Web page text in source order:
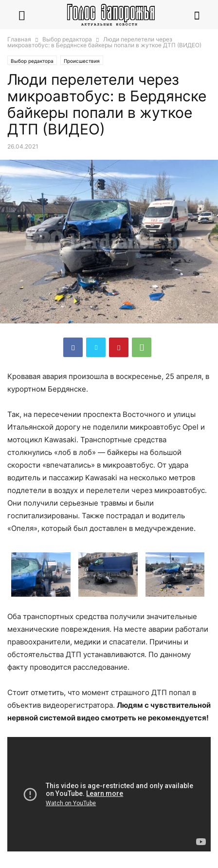
Главная Выбор редактора
Люди перелетели через
микроавтобус: в Бердянске байкеры попали в жуткое ДТП (ВИДЕО)
Выбор редактора Происшествия
Люди перелетели через
микроавтобус: в Бердянске
байкеры попали в жуткое
ДТП (ВИДЕО)
26.04.2021
Кровавая авария произошла в воскресенье, 25 апреля, в
курортном Бердянске.
Так, на пересечении проспекта Восточного и улицы
Итальянской дорогу не поделили микроавтобус Opel и
мотоцикл Kawasaki. Транспортные средства
столкнулись «лоб в лоб» — байкеры на большой
скорости «впечатались» в микроавтобус. От удара
водитель и пассажир Kawasaki на несколько метров
подлетели в воздух и перелетели через микроавтобус.
Они получили серьезные травмы и были
госпитализированы. Также пострадал и водитель
«Опеля», который был доставлен в медучреждение.
Оба транспортных средства получили значительные
механические повреждения. На месте аварии работали
правоохранители, медики и спасатели. Причины и
обстоятельства ДТП устанавливаются. По данному
факту проводится расследование.
Стоит отметить, что момент страшного ДТП попал в
объектив видеорегистратора. Людям с чувствительной
нервной системой видео смотреть не рекомендуется!